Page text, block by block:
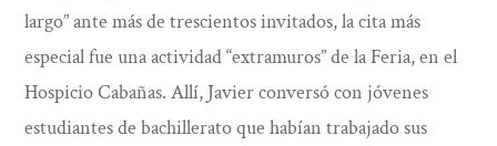
largo” ante más de trescientos invitados, la cita más
especial fue una actividad “extramuros” de la Feria, en el
Hospicio Cabañas. Allí, Javier conversó con jóvenes
estudiantes de bachillerato que habían trabajado sus